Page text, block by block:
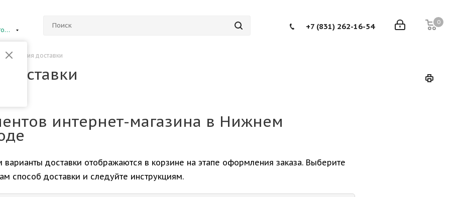
Нижний Новгород
0
+7 (831) 262-16-54
- Условия доставки
доставки
интернет-магазина в Нижнем
доставки отображаются в корзине на этапе оформления заказа. Выберите
способ доставки и следуйте инструкциям.